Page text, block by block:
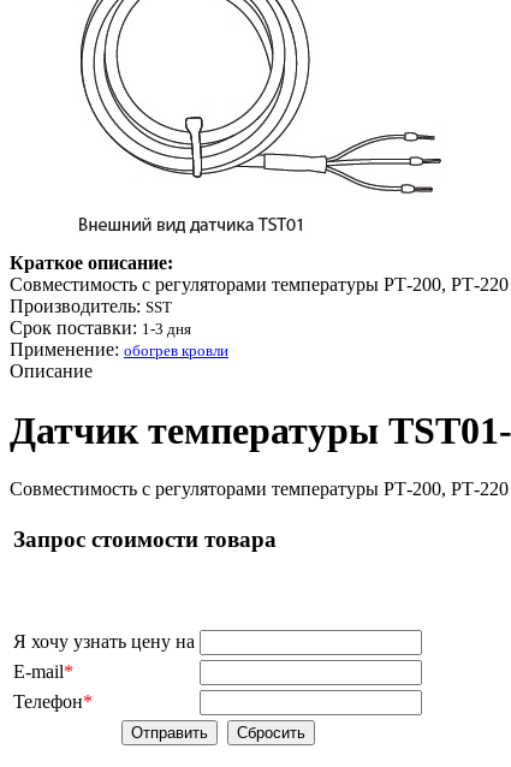
Краткое описание:
Совместимость с регуляторами температуры РТ-200, РТ-220
Производитель: SST
Срок поставки: 1-3 дня
Применение: обогрев кровли
Описание
Датчик температуры
Совместимость с регуляторами температуры РТ-200, РТ-220
Запрос стоимости товара
Я хочу узнать цену на
E-mail*
Телефон*